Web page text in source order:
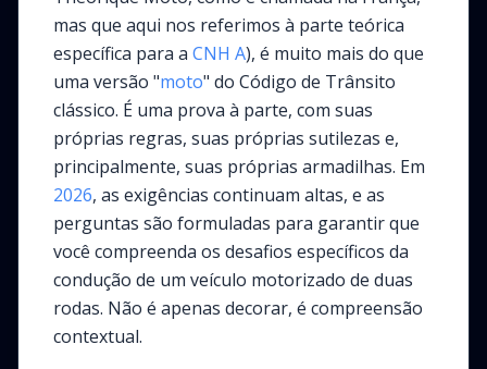
mas que aqui nos referimos à parte teórica
específica para a CNH A), é muito mais do que
uma versão "moto" do Código de Trânsito
clássico. É uma prova à parte, com suas
próprias regras, suas próprias sutilezas e,
principalmente, suas próprias armadilhas. Em
2026, as exigências continuam altas, e as
perguntas são formuladas para garantir que
você compreenda os desafios específicos da
condução de um veículo motorizado de duas
rodas. Não é apenas decorar, é compreensão
contextual.